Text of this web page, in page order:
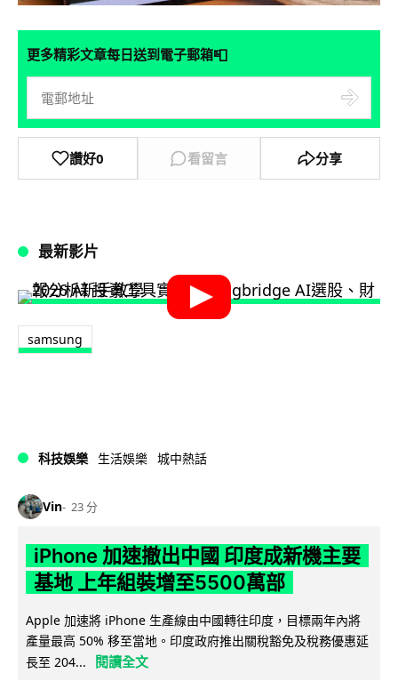
更多精彩文章每日送到電子郵箱📮
讚好0 看留言 分享
最新影片
samsung
科技娛樂 生活娛樂 城中熱話
Vin 23 分
iPhone 加速撤出中國 印度成新機主要
基地 上年組裝增至5500萬部
Apple 加速將 iPhone 生產線由中國轉往印度，目標兩年內將
產量最高 50% 移至當地。印度政府推出關稅豁免及稅務優惠延
長至 204...
閱讀全文